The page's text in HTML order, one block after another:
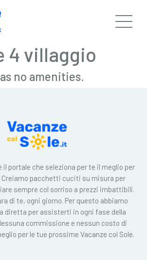
4 villaggio
no amenities.
il portale che seleziona per te il meglio per
Creiamo pacchetti cuciti su misura per
sempre col sorriso a prezzi imbattibili.
di te, ogni giorno. Per questo abbiamo
diretta per assisterti in ogni fase della
commissione e nessun costo di
per le tue prossime Vacanze col Sole.